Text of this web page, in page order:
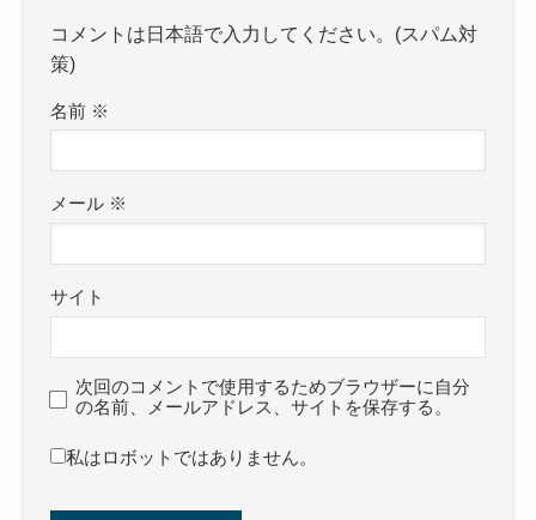
コメントは日本語で入力してください。(スパム対
策)
名前 ※
メール ※
サイト
次回のコメントで使用するためブラウザーに自分
の名前、メールアドレス、サイトを保存する。
私はロボットではありません。